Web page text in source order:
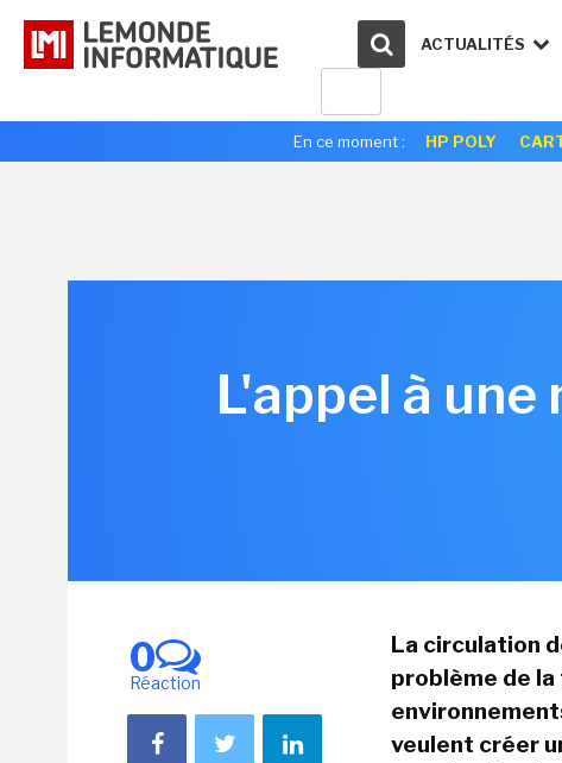
ACTUALITÉS
En ce moment : HP POLY
L'appel à
0
Réaction
La circulation
problème de
veulent créer